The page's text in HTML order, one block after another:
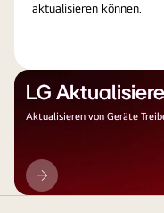
aktualisieren können.
LG
Aktualisieren von Geräte
LG
Aktualisieren